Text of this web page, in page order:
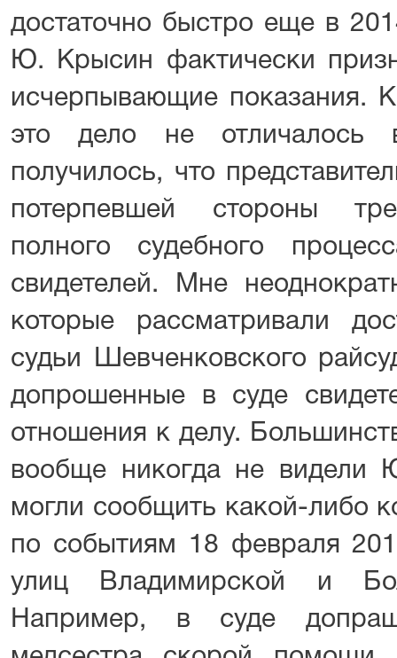
достаточно быстро еще в
Ю. Крысин фактически
исчерпывающие показания.
это дело не
получилось, что
потерпевшей стороны
полного судебного
свидетелей. Мне
которые рассматривали
судьи Шевченковского
допрошенные в суде
отношения к делу.
вообще никогда не видели
могли сообщить какой-либо
по событиям 18 февраля
улиц Владимирской и
Например, в суде